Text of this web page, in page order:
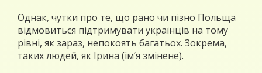
Однак, чутки про те, що рано чи пізно Польща
відмовиться підтримувати українців на тому
рівні, як зараз, непокоять багатьох. Зокрема,
таких людей, як Ірина (ім’я змінене).